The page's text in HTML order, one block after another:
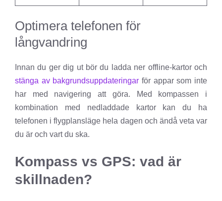
Optimera telefonen för
långvandring
Innan du ger dig ut bör du ladda ner offline-kartor och
stänga av bakgrundsuppdateringar för appar som inte
har med navigering att göra. Med kompassen i
kombination med nedladdade kartor kan du ha
telefonen i flygplansläge hela dagen och ändå veta var
du är och vart du ska.
Kompass vs GPS: vad är
skillnaden?